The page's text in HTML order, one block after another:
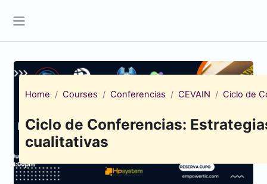
Home Courses Conferencias CEVAIN Ciclo de
Ciclo de Conferencias:
cualitativas